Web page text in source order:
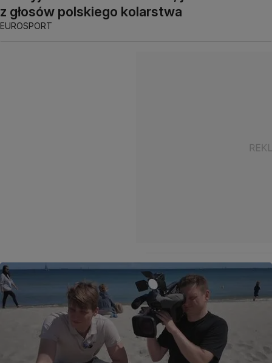
z głosów polskiego kolarstwa
EUROSPORT